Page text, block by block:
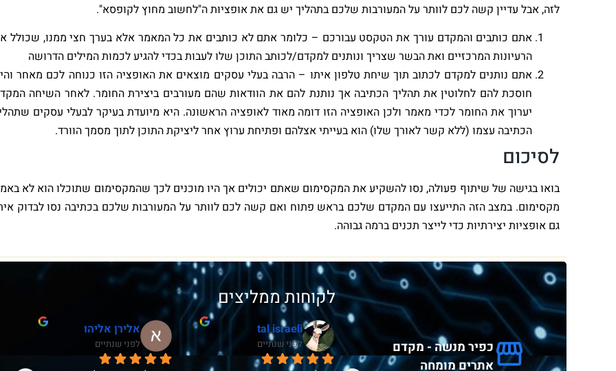
לזה, אבל עדיין קשה לכם לוותר על המעורבות שלכם בתהליך יש גם את אופציות ה"לחשוב מחוץ לקופסא".
אתם כותבים והמקדם עורך את הטקסט עבורכם – כלומר אתם לא כותבים את כל המאמר אלא בערך חצי ממנו, שכולל
הרעיונות המרכזיים ואת הבשר שצריך ונותנים למקדם/לכותב התוכן שלו לעבות בכדי להגיע לכמות המילים הדרושה
אתם נותנים למקדם לכתוב תוך שיחת טלפון איתו – הרבה בעלי עסקים מוצאים את האופציה הזו כנוחה לכם מאחר
חוסכת להם לחלוטין את תהליך הכתיבה אך נותנת להם את הוודאות שהם מעורבים ביצירת החומר. לאחר השיחה
יערוך את החומר לכדי מאמר ולכן האופציה הזו דומה מאוד לאופציה הראשונה. היא מיועדת בעיקר לבעלי עסקים
הכתיבה עצמו (ללא קשר לאורך שלו) הוא בעייתי אצלהם ופתיחת ערוץ אחר ליציקת התוכן לתוך מסמך הוורד.
לסיכום
בואו בגישה של שיתוף פעולה, נסו להשקיע את המקסימום שאתם יכולים אך היו מוכנים לכך שהמקסימום שתוכלו הוא לא
מקסימום. במצב הזה התייעצו עם המקדם שלכם בראש פתוח ואם קשה לכם לוותר על המעורבות שלכם בכתיבה נסו לבדוק
גם אופציות יצירתיות כדי לייצר תכנים ברמה גבוהה.
לקוחות ממליצים
כפיר מנשה - מקדם
אתרים מומחה
Guy Matityahu
לפני שנתיים
tal israeli
לפני שנתיים
אלירן אליהו
לפני שנתיים